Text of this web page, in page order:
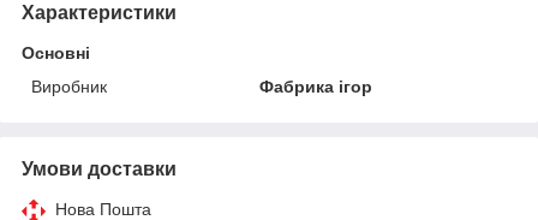
Характеристики
Основні
Виробник
Фабрика ігор
Умови доставки
Нова Пошта